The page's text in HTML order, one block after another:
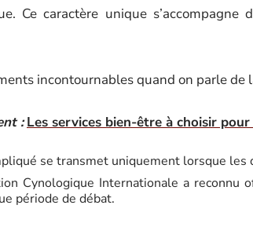
Ce caractère unique
incontournables quand on parle de
: Les services bien-être à choisir
se transmet uniquement lorsque les
Cynologique Internationale a
période de débat.